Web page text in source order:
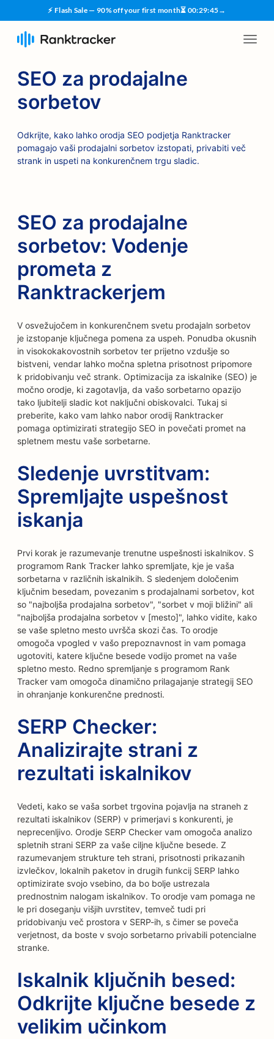
⚡ Flash Sale — 90% off your first month⏳ 00:29:45→
SEO za prodajalne
sorbetov
Odkrijte, kako lahko orodja SEO podjetja Ranktracker
pomagajo vaši prodajalni sorbetov izstopati, privabiti več
strank in uspeti na konkurenčnem trgu sladic.
SEO za prodajalne
sorbetov: Vodenje
prometa z
Ranktrackerjem
V osvežujočem in konkurenčnem svetu prodajaln sorbetov
je izstopanje ključnega pomena za uspeh. Ponudba okusnih
in visokokakovostnih sorbetov ter prijetno vzdušje so
bistveni, vendar lahko močna spletna prisotnost pripomore
k pridobivanju več strank. Optimizacija za iskalnike (SEO) je
močno orodje, ki zagotavlja, da vašo sorbetarno opazijo
tako ljubitelji sladic kot naključni obiskovalci. Tukaj si
preberite, kako vam lahko nabor orodij Ranktracker
pomaga optimizirati strategijo SEO in povečati promet na
spletnem mestu vaše sorbetarne.
Sledenje uvrstitvam:
Spremljajte uspešnost
iskanja
Prvi korak je razumevanje trenutne uspešnosti iskalnikov. S
programom Rank Tracker lahko spremljate, kje je vaša
sorbetarna v različnih iskalnikih. S sledenjem določenim
ključnim besedam, povezanim s prodajalnami sorbetov, kot
so "najboljša prodajalna sorbetov", "sorbet v moji bližini" ali
"najboljša prodajalna sorbetov v [mesto]", lahko vidite, kako
se vaše spletno mesto uvršča skozi čas. To orodje
omogoča vpogled v vašo prepoznavnost in vam pomaga
ugotoviti, katere ključne besede vodijo promet na vaše
spletno mesto. Redno spremljanje s programom Rank
Tracker vam omogoča dinamično prilagajanje strategij SEO
in ohranjanje konkurenčne prednosti.
SERP Checker:
Analizirajte strani z
rezultati iskalnikov
Vedeti, kako se vaša sorbet trgovina pojavlja na straneh z
rezultati iskalnikov (SERP) v primerjavi s konkurenti, je
neprecenljivo. Orodje SERP Checker vam omogoča analizo
spletnih strani SERP za vaše ciljne ključne besede. Z
razumevanjem strukture teh strani, prisotnosti prikazanih
izvlečkov, lokalnih paketov in drugih funkcij SERP lahko
optimizirate svojo vsebino, da bo bolje ustrezala
prednostnim nalogam iskalnikov. To orodje vam pomaga ne
le pri doseganju višjih uvrstitev, temveč tudi pri
pridobivanju več prostora v SERP-ih, s čimer se poveča
verjetnost, da boste v svojo sorbetarno privabili potencialne
stranke.
Iskalnik ključnih besed:
Odkrijte ključne besede z
velikim učinkom